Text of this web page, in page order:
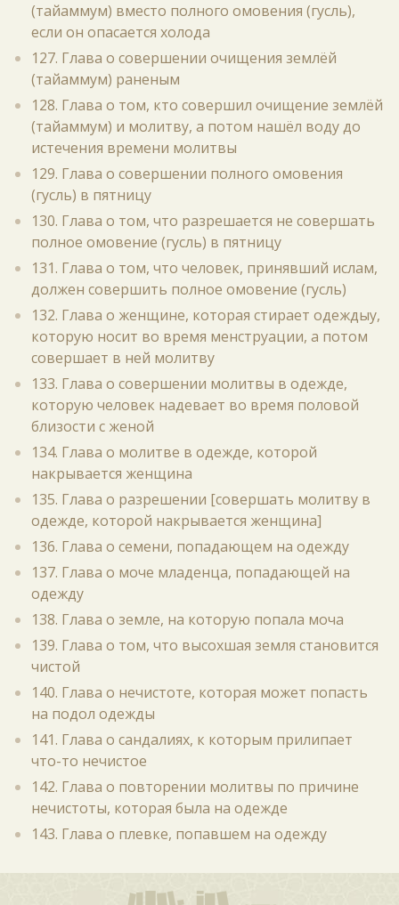
(тайаммум) вместо полного омовения (гусль),
если он опасается холода
127. Глава о совершении очищения землёй
(тайаммум) раненым
128. Глава о том, кто совершил очищение землёй
(тайаммум) и молитву, а потом нашёл воду до
истечения времени молитвы
129. Глава о совершении полного омовения
(гусль) в пятницу
130. Глава о том, что разрешается не совершать
полное омовение (гусль) в пятницу
131. Глава о том, что человек, принявший ислам,
должен совершить полное омовение (гусль)
132. Глава о женщине, которая стирает одеждыу,
которую носит во время менструации, а потом
совершает в ней молитву
133. Глава о совершении молитвы в одежде,
которую человек надевает во время половой
близости с женой
134. Глава о молитве в одежде, которой
накрывается женщина
135. Глава о разрешении [совершать молитву в
одежде, которой накрывается женщина]
136. Глава о семени, попадающем на одежду
137. Глава о моче младенца, попадающей на
одежду
138. Глава о земле, на которую попала моча
139. Глава о том, что высохшая земля становится
чистой
140. Глава о нечистоте, которая может попасть
на подол одежды
141. Глава о сандалиях, к которым прилипает
что-то нечистое
142. Глава о повторении молитвы по причине
нечистоты, которая была на одежде
143. Глава о плевке, попавшем на одежду